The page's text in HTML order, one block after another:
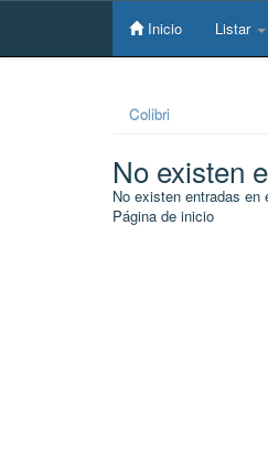
Skip
Inicio Listar
Colibri
No existen
No existen entradas en
Página de inicio